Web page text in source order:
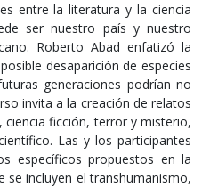
entre la literatura y la ciencia
ser nuestro país y nuestro
Roberto Abad enfatizó la
desaparición de especies
generaciones podrían no
invita a la creación de relatos
ficción, terror y misterio,
Las y los participantes
específicos propuestos en la
se incluyen el transhumanismo,